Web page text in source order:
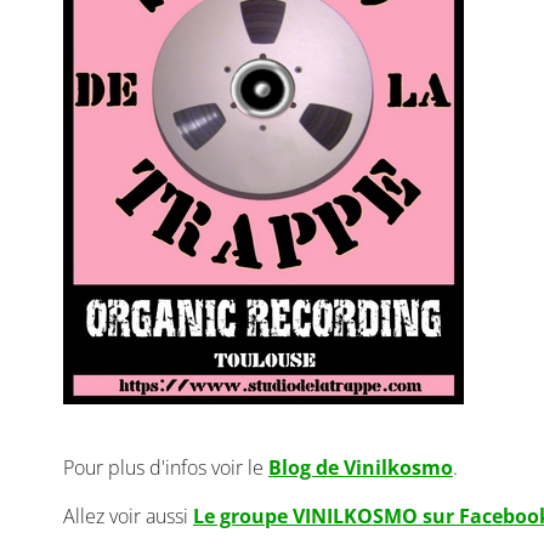
Pour plus d'infos voir le Blog de Vinilkosmo.
Allez voir aussi Le groupe VINILKOSMO sur